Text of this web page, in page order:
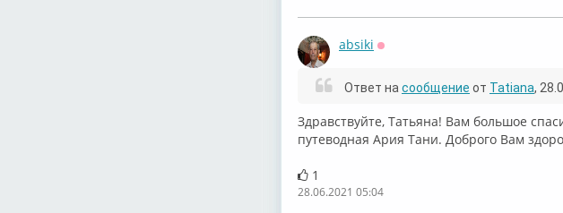
absiki
Ответ на сообщение от Tatiana,
Здравствуйте, Татьяна! Вам большое
путеводная Ария Тани. Доброго Вам
1
28.06.2021 05:04